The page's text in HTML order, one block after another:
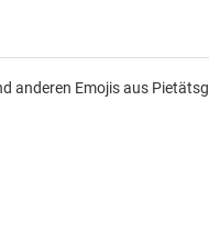
anderen Emojis aus